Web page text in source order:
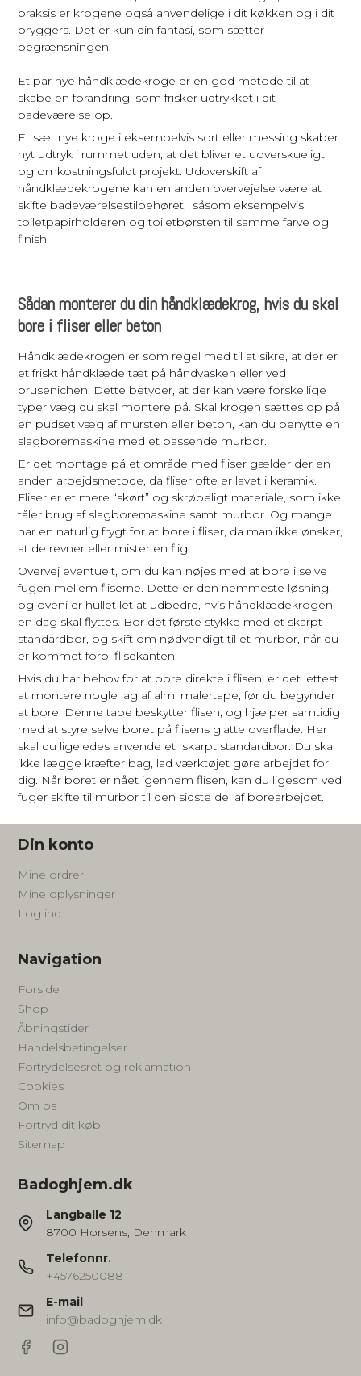
praksis er krogene også anvendelige i dit køkken og i dit
bryggers. Det er kun din fantasi, som sætter
begrænsningen.
Et par nye håndklædekroge er en god metode til at
skabe en forandring, som frisker udtrykket i dit
badeværelse op.
Et sæt nye kroge i eksempelvis sort eller messing skaber
nyt udtryk i rummet uden, at det bliver et uoverskueligt
og omkostningsfuldt projekt. Udoverskift af
håndklædekrogene kan en anden overvejelse være at
skifte badeværelsestilbehøret, såsom eksempelvis
toiletpapirholderen og toiletbørsten til samme farve og
finish.
Sådan monterer du din håndklædekrog, hvis du skal
bore i fliser eller beton
Håndklædekrogen er som regel med til at sikre, at der er
et friskt håndklæde tæt på håndvasken eller ved
brusenichen. Dette betyder, at der kan være forskellige
typer væg du skal montere på. Skal krogen sættes op på
en pudset væg af mursten eller beton, kan du benytte en
slagboremaskine med et passende murbor.
Er det montage på et område med fliser gælder der en
anden arbejdsmetode, da fliser ofte er lavet i keramik.
Fliser er et mere “skørt” og skrøbeligt materiale, som ikke
tåler brug af slagboremaskine samt murbor. Og mange
har en naturlig frygt for at bore i fliser, da man ikke ønsker,
at de revner eller mister en flig.
Overvej eventuelt, om du kan nøjes med at bore i selve
fugen mellem fliserne. Dette er den nemmeste løsning,
og oveni er hullet let at udbedre, hvis håndklædekrogen
en dag skal flyttes. Bor det første stykke med et skarpt
standardbor, og skift om nødvendigt til et murbor, når du
er kommet forbi flisekanten.
Hvis du har behov for at bore direkte i flisen, er det lettest
at montere nogle lag af alm. malertape, før du begynder
at bore. Denne tape beskytter flisen, og hjælper samtidig
med at styre selve boret på flisens glatte overflade. Her
skal du ligeledes anvende et skarpt standardbor. Du skal
ikke lægge kræfter bag, lad værktøjet gøre arbejdet for
dig. Når boret er nået igennem flisen, kan du ligesom ved
fuger skifte til murbor til den sidste del af borearbejdet.
Din konto
Mine ordrer
Mine oplysninger
Log ind
Navigation
Forside
Shop
Åbningstider
Handelsbetingelser
Fortrydelsesret og reklamation
Cookies
Om os
Fortryd dit køb
Sitemap
Badoghjem.dk
Langballe 12
8700 Horsens, Denmark
Telefonnr.
+4576250088
E-mail
info@badoghjem.dk